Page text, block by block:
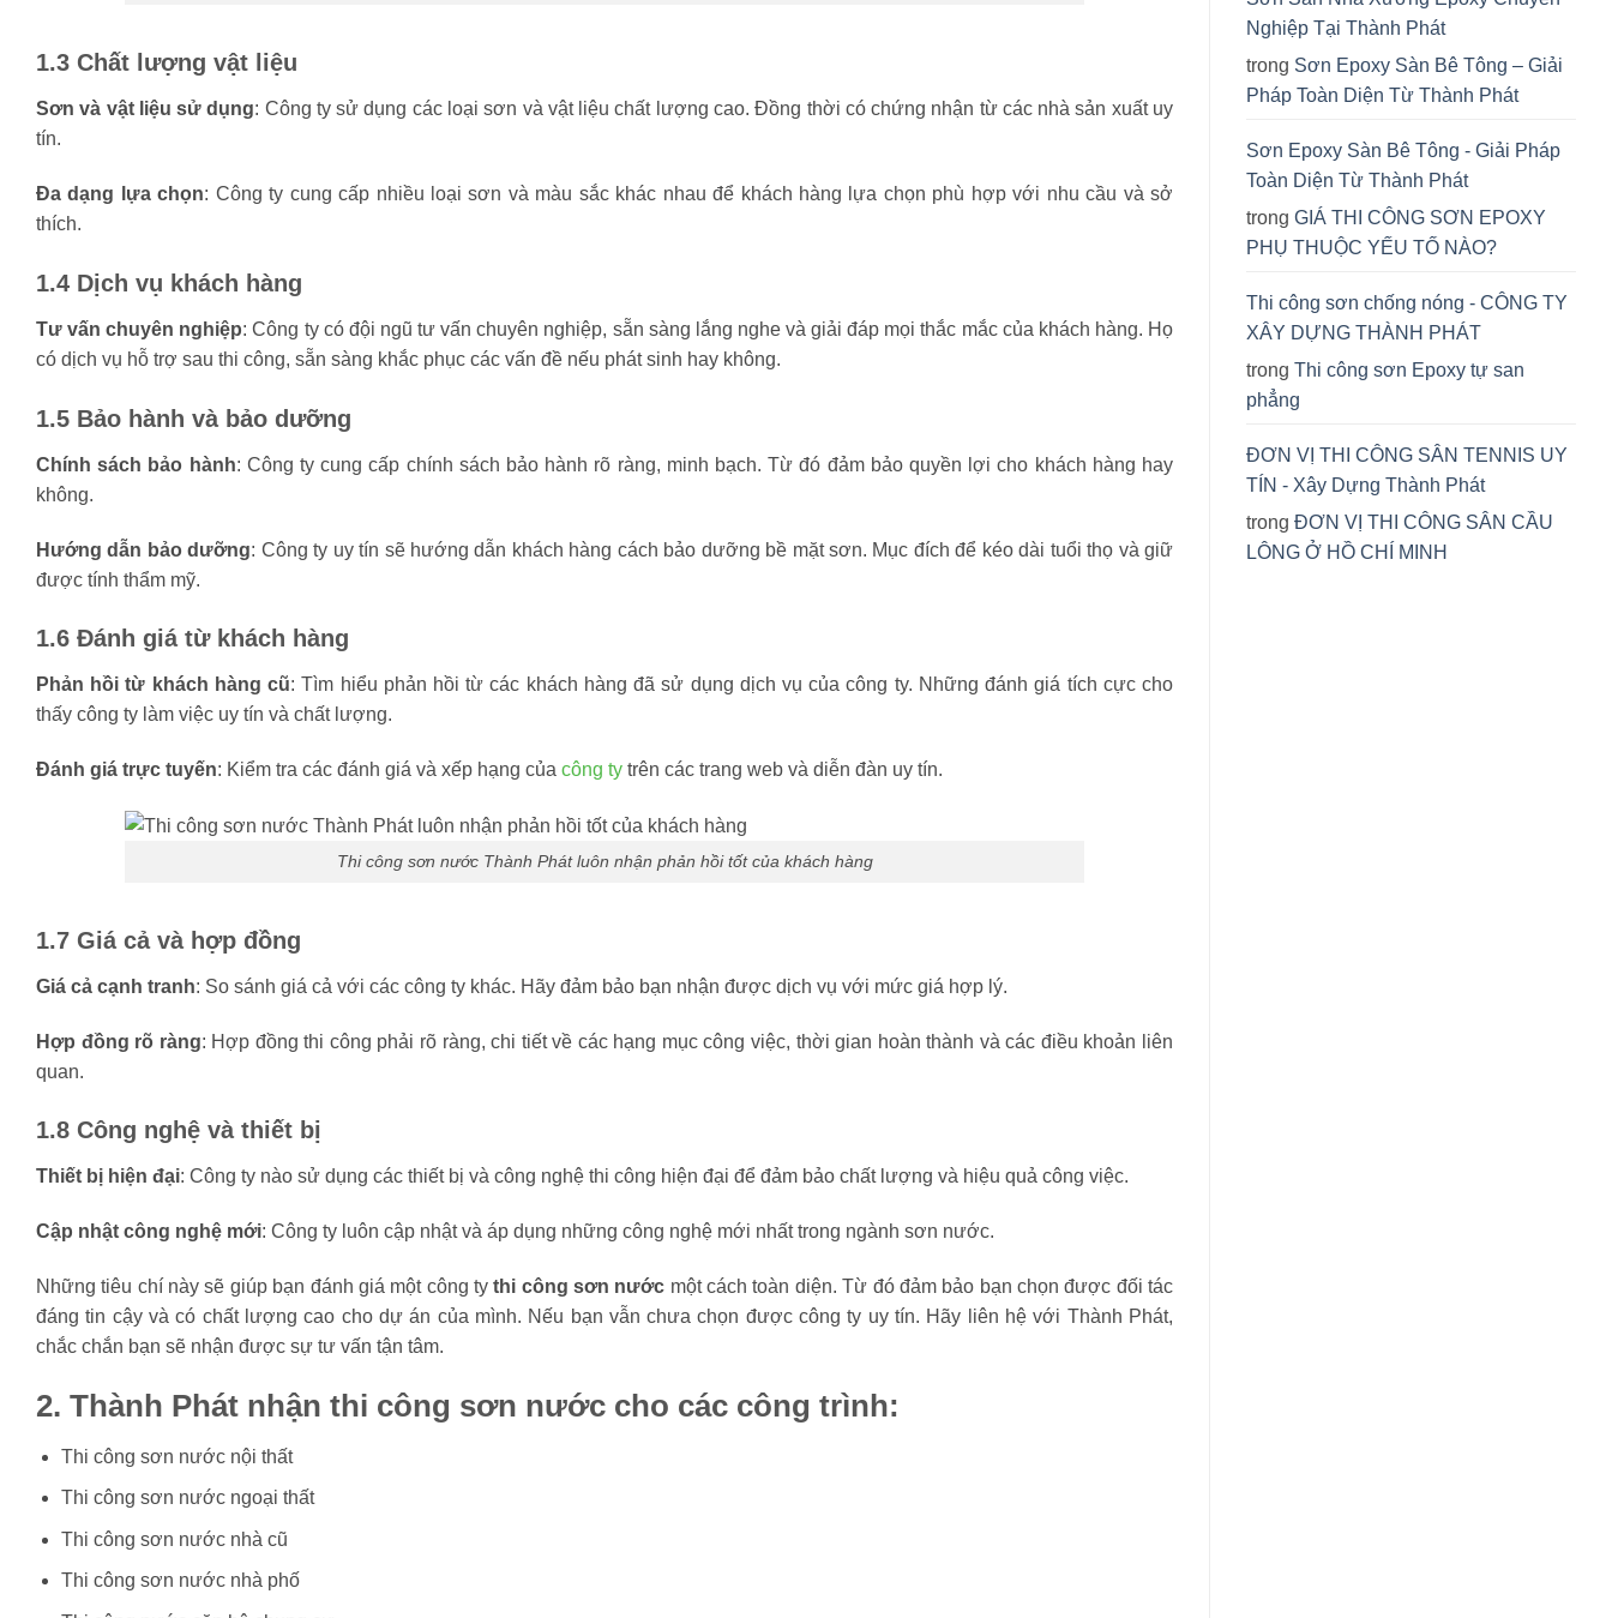
1.3 Chất lượng vật liệu
Sơn và vật liệu sử dụng: Công ty sử dụng các loại sơn và vật liệu chất lượng cao. Đồng thời có chứng nhận từ các nhà sản xuất uy
tín.
Đa dạng lựa chọn: Công ty cung cấp nhiều loại sơn và màu sắc khác nhau để khách hàng lựa chọn phù hợp với nhu cầu và sở
thích.
1.4 Dịch vụ khách hàng
Tư vấn chuyên nghiệp: Công ty có đội ngũ tư vấn chuyên nghiệp, sẵn sàng lắng nghe và giải đáp mọi thắc mắc của khách hàng. Họ
có dịch vụ hỗ trợ sau thi công, sẵn sàng khắc phục các vấn đề nếu phát sinh hay không.
1.5 Bảo hành và bảo dưỡng
Chính sách bảo hành: Công ty cung cấp chính sách bảo hành rõ ràng, minh bạch. Từ đó đảm bảo quyền lợi cho khách hàng hay
không.
Hướng dẫn bảo dưỡng: Công ty uy tín sẽ hướng dẫn khách hàng cách bảo dưỡng bề mặt sơn. Mục đích để kéo dài tuổi thọ và giữ
được tính thẩm mỹ.
1.6 Đánh giá từ khách hàng
Phản hồi từ khách hàng cũ: Tìm hiểu phản hồi từ các khách hàng đã sử dụng dịch vụ của công ty. Những đánh giá tích cực cho
thấy công ty làm việc uy tín và chất lượng.
Đánh giá trực tuyến: Kiểm tra các đánh giá và xếp hạng của công ty trên các trang web và diễn đàn uy tín.
Thi công sơn nước Thành Phát luôn nhận phản hồi tốt của khách hàng
1.7 Giá cả và hợp đồng
Giá cả cạnh tranh: So sánh giá cả với các công ty khác. Hãy đảm bảo bạn nhận được dịch vụ với mức giá hợp lý.
Hợp đồng rõ ràng: Hợp đồng thi công phải rõ ràng, chi tiết về các hạng mục công việc, thời gian hoàn thành và các điều khoản liên
quan.
1.8 Công nghệ và thiết bị
Thiết bị hiện đại: Công ty nào sử dụng các thiết bị và công nghệ thi công hiện đại để đảm bảo chất lượng và hiệu quả công việc.
Cập nhật công nghệ mới: Công ty luôn cập nhật và áp dụng những công nghệ mới nhất trong ngành sơn nước.
Những tiêu chí này sẽ giúp bạn đánh giá một công tythi công sơn nước một cách toàn diện. Từ đó đảm bảo bạn chọn được đối tác
đáng tin cậy và có chất lượng cao cho dự án của mình. Nếu bạn vẫn chưa chọn được công ty uy tín. Hãy liên hệ với Thành Phát,
chắc chắn bạn sẽ nhận được sự tư vấn tận tâm.
2. Thành Phát nhận thi công sơn nước cho các công trình:
Thi công sơn nước nội thất
Thi công sơn nước ngoại thất
Thi công sơn nước nhà cũ
Thi công sơn nước nhà phố
Nghiệp Tại Thành Phát
trong Sơn Epoxy Sàn Bê Tông – Giải
Pháp Toàn Diện Từ Thành Phát
Sơn Epoxy Sàn Bê Tông - Giải Pháp
Toàn Diện Từ Thành Phát
trong GIÁ THI CÔNG SƠN EPOXY
PHỤ THUỘC YẾU TỐ NÀO?
Thi công sơn chống nóng - CÔNG TY
XÂY DỰNG THÀNH PHÁT
trong Thi công sơn Epoxy tự san
phẳng
ĐƠN VỊ THI CÔNG SÂN TENNIS UY
TÍN - Xây Dựng Thành Phát
trong ĐƠN VỊ THI CÔNG SÂN CẦU
LÔNG Ở HỒ CHÍ MINH